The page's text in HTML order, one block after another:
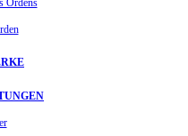
Ordens